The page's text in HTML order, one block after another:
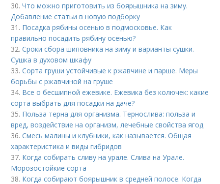
30.Что можно приготовить из боярышника на зиму.
Добавление статьи в новую подборку
31. Посадка рябины осенью в подмосковье. Как
правильно посадить рябину осенью?
32.Сроки сбора шиповника на зиму и варианты сушки.
Сушка в духовом шкафу
33.Сорта груши устойчивые к ржавчине и парше. Меры
борьбы с ржавчиной на груше
34. Все о бесшипной ежевике. Ежевика без колючек: какие
сорта выбрать для посадки на даче?
35. Польза терна для организма. Тернослива: польза и
вред, воздействие на организм, лечебные свойства ягод
36.Смесь малины и клубники, как называется. Общая
характеристика и виды гибридов
37. Когда собирать сливу на урале. Слива на Урале.
Морозостойкие сорта
38. Когда собирают боярышник в средней полосе. Когда